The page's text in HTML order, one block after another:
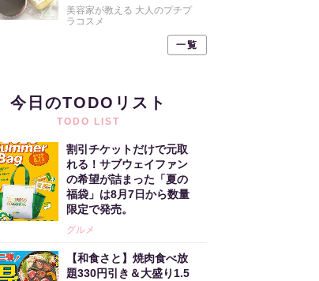
美容家が教える 大人のプチプ
ラコスメ
一覧
今日のTODOリスト
TODO LIST
割引チケットだけで元取
れる！サブウェイファン
の希望が詰まった「夏の
福袋」は8月7日から数量
限定で発売。
グルメ
【和食さと】焼肉食べ放
題330円引き＆大盛り1.5